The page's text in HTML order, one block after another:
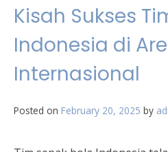
Kisah Sukses
Indonesia di
Internasional
Posted on February 20, 2025 by